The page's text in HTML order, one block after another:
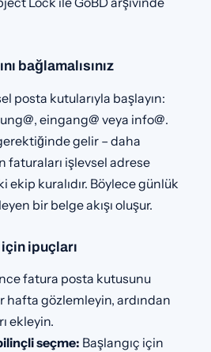
bağlamalısınız
posta kutularıyla başlayın:
eingang@ veya info@.
gelir – daha
işlevsel adrese
kuralıdır. Böylece günlük
bir belge akışı oluşur.
ipuçları
fatura posta kutusunu
hafta gözlemleyin, ardından
ekleyin.
seçme: Başlangıç için